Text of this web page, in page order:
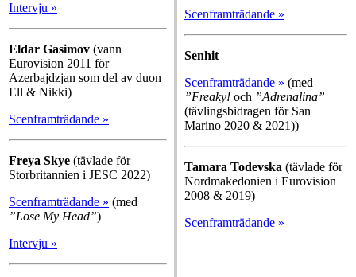
Intervju »
Eldar Gasimov (vann
Eurovision 2011 för
Azerbajdzjan som del av duon
Ell & Nikki)
Scenframträdande »
Freya Skye (tävlade för
Storbritannien i JESC 2022)
Scenframträdande » (med
”Lose My Head”)
Intervju »
Scenframträdande »
Senhit
Scenframträdande » (med
”Freaky! och ”Adrenalina”
(tävlingsbidragen för San
Marino 2020 & 2021))
Tamara Todevska (tävlade för
Nordmakedonien i Eurovision
2008 & 2019)
Scenframträdande »